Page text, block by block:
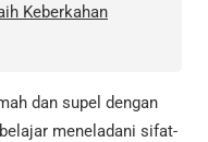
Keberkahan
dan supel dengan
meneladani sifat-